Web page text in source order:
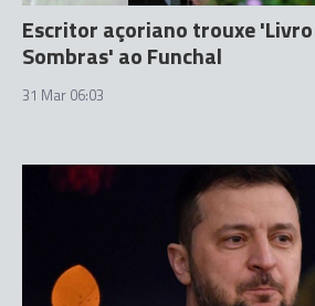
Escritor açoriano trouxe 'Livro
Sombras' ao Funchal
31 Mar 06:03